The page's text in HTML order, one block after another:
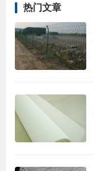
热门文章